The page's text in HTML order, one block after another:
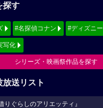
探す
#名探偵コナン #ディズニー
写化
シリーズ・映画祭作品を探す
送リスト
借りぐらしのアリエッティ』